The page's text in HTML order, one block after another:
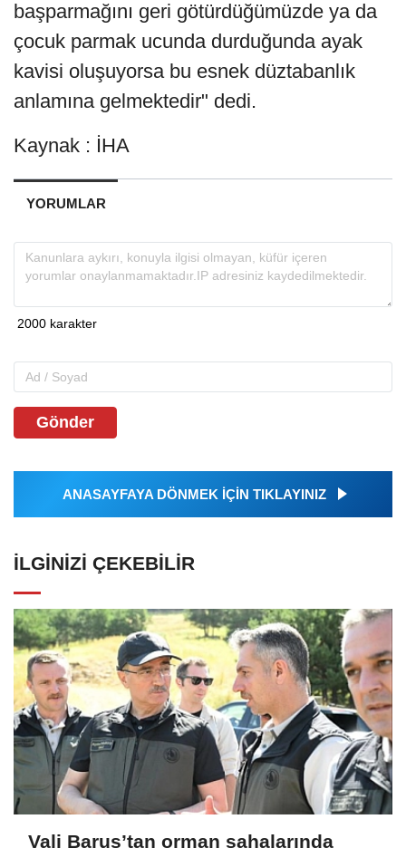
başparmağını geri götürdüğümüzde ya da
çocuk parmak ucunda durduğunda ayak
kavisi oluşuyorsa bu esnek düztabanlık
anlamına gelmektedir" dedi.
Kaynak : İHA
YORUMLAR
Gönder
ANASAYFAYA DÖNMEK İÇİN TIKLAYINIZ
İLGINIZI ÇEKEBILIR
Vali Baruş’tan orman sahalarında